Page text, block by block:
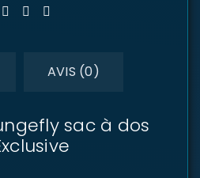
AVIS (0)
sac à dos